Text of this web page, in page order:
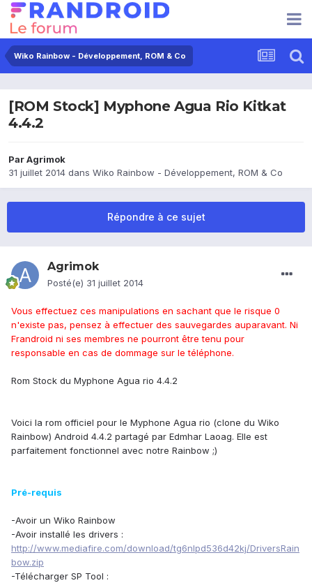
Wiko Rainbow - Développement, ROM & Co
[ROM Stock] Myphone Agua Rio Kitkat
4.4.2
ParAgrimok
31 juillet 2014 dans Wiko Rainbow - Développement, ROM & Co
Répondre à ce sujet
Agrimok
Posté(e) 31 juillet 2014
Vous effectuez ces manipulations en sachant que le risque 0
n'existe pas, pensez à effectuer des sauvegardes auparavant. Ni
Frandroid ni ses membres ne pourront être tenu pour
responsable en cas de dommage sur le téléphone.
Rom Stock du Myphone Agua rio 4.4.2
Voici la rom officiel pour le Myphone Agua rio (clone du Wiko
Rainbow) Android 4.4.2 partagé par Edmhar Laoag. Elle est
parfaitement fonctionnel avec notre Rainbow ;)
Pré-requis
-Avoir un Wiko Rainbow
-Avoir installé les drivers :
http://www.mediafire.com/download/tg6nlpd536d42kj/DriversRain
bow.zip
-Télécharger SP Tool :